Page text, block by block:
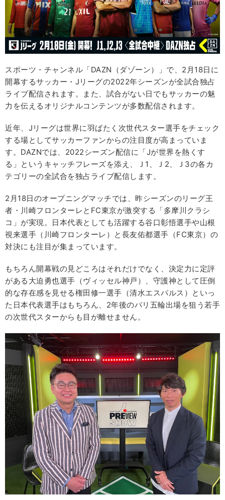
スポーツ・チャンネル「DAZN（ダゾーン）」で、2月18日に
開幕するサッカー・Jリーグの2022年シーズンが全試合独占
ライブ配信されます。また、試合がない日でもサッカーの魅
力を伝えるオリジナルコンテンツが多数配信されます。
近年、Jリーグは世界に羽ばたく次世代スター選手をチェック
する場としてサッカーファンからの注目度が高まっていま
す。DAZNでは、2022シーズン配信に「Jが世界を熱くす
る」というキャッチフレーズを添え、Ｊ1、Ｊ2、Ｊ3の各カ
テゴリーの全試合を独占ライブ配信します。
2月18日のオープニングマッチでは、昨シーズンのリーグ王
者・川崎フロンターレとFC東京が激突する「多摩川クラシ
コ」が実現。日本代表としても活躍する谷口彰悟選手や山根
視来選手（川崎フロンターレ）と長友佑都選手（FC東京）の
対決にも注目が集まっています。
もちろん開幕戦の見どころはそれだけでなく、決定力に定評
がある大迫勇也選手（ヴィッセル神戸）、守護神として圧倒
的な存在感を見せる権田修一選手（清水エスパルス）といっ
た日本代表選手はもちろん、2年後のパリ五輪出場を狙う若手
の次世代スターからも目が離せません。